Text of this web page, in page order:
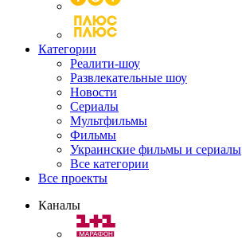
Категории
Реалити-шоу
Развлекательные шоу
Новости
Сериалы
Мультфильмы
Фильмы
Украинские фильмы и сериалы
Все категории
Все проекты
Каналы